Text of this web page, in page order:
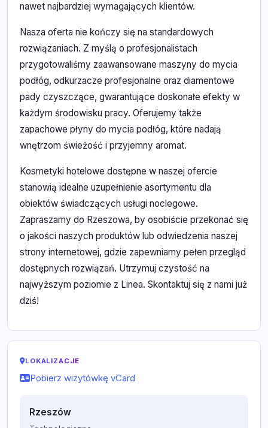
nawet najbardziej wymagających klientów.
Nasza oferta nie kończy się na standardowych
rozwiązaniach. Z myślą o profesjonalistach
przygotowaliśmy zaawansowane maszyny do mycia
podłóg, odkurzacze profesjonalne oraz diamentowe
pady czyszczące, gwarantujące doskonałe efekty w
każdym środowisku pracy. Oferujemy także
zapachowe płyny do mycia podłóg, które nadają
wnętrzom świeżość i przyjemny aromat.
Kosmetyki hotelowe dostępne w naszej ofercie
stanowią idealne uzupełnienie asortymentu dla
obiektów świadczących usługi noclegowe.
Zapraszamy do Rzeszowa, by osobiście przekonać się
o jakości naszych produktów lub odwiedzenia naszej
strony internetowej, gdzie zapewniamy pełen przegląd
dostępnych rozwiązań. Utrzymuj czystość na
najwyższym poziomie z Linea. Skontaktuj się z nami już
dziś!
LOKALIZACJE
Pobierz wizytówkę vCard
Rzeszów